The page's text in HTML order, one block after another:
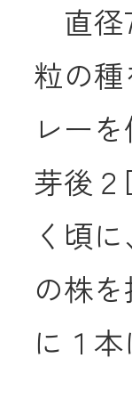
直径
粒の
レー
芽後
く頃
の株
に１本